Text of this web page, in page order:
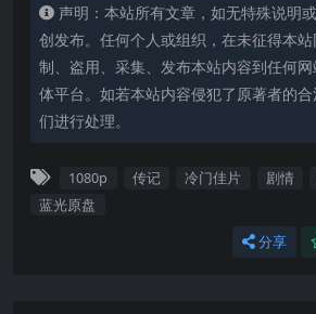
声明：本站所有文章，如无特殊说明
创发布。任何个人或组织，在未征得本
制、盗用、采集、发布本站内容到任何
体平台。如若本站内容侵犯了原著者的
们进行处理。
1080p 传记 冷门佳片 剧情
蓝光原盘
分享